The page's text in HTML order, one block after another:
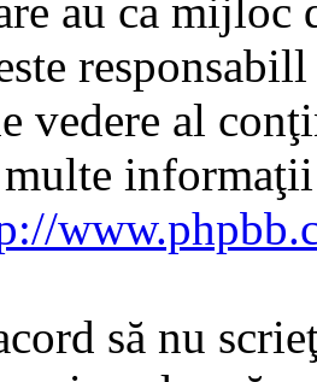
au ca mijloc
vedere al
să nu